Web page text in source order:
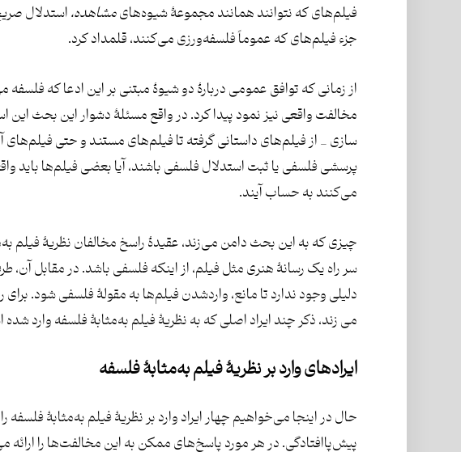
فیلم‌های که نتوانند همانند مجموعۀ شیوه‌هایمشاهده،استدلال
جزء فیلم‌های که عموماً فلسفه‌ورزی می‌کنند، قلمداد کرد.
از زمانی که توافق عمومی دربارۀ دو شیوۀ مبتنی بر این ادعا که فلسفه
مخالفت واقعی نیز نمود پیدا کرد. در واقع مسئلۀ دشوار این بحث این
سازی _ از فیلم‌های داستانی گرفته تا فیلم‌های مستند و حتی فیلم‌های
پرسشی فلسفی یا ثبت استدلال فلسفی باشند، آیا بعضی فیلم‌ها باید
می‌کنند به حساب آیند.
چیزی که به این بحث دامن می‌زند، عقیدۀ راسخ مخالفان نظریۀ فیلم
سر راه یک رسانۀ هنری مثل فیلم، از اینکه فلسفی باشد. در مقابل آن،
دلیلی وجود ندارد تا مانع، واردشدن فیلم‌ها به مقولۀ فلسفی شود.
می زند، ذکر چند ایراد اصلی که به نظریۀ فیلم به‌مثابۀ فلسفه وارد
ایرادهای وارد بر نظریۀ فیلم به‌مثابۀ فلسفه
حال در اینجا می‌خواهیم چهار ایراد وارد بر نظریۀ فیلم به‌مثابۀ
پیش‌پاافتادگی. در هر مورد پاسخ‌های ممکن به این مخالفت‌ها را ارائه